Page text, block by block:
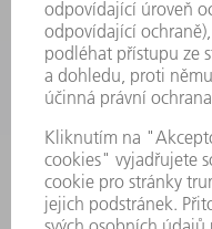
ODVĚTVÍ
SPOLEČNOST
KARIÉRA
PRACOVNÍ NABÍDKY
PROFIL PODNIKU
VÝROČNÍ ZPRÁVA
ZÁSADY SPOLEČNOSTI
SHODA
SYSTÉM UPOZORŇOVAČŮ